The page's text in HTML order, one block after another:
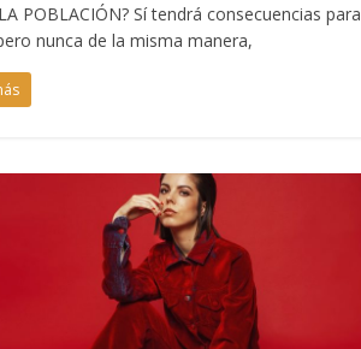
POBLACIÓN? Sí tendrá consecuencias para
nunca de la misma manera,